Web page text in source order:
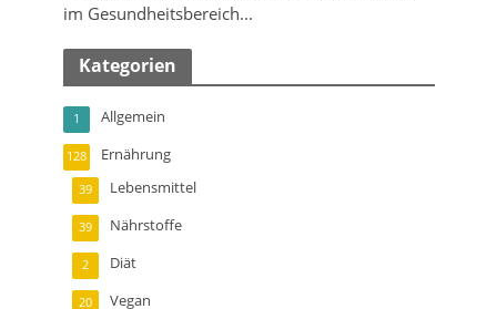
im Gesundheitsbereich...
Kategorien
Allgemein
1
Ernährung
128
Lebensmittel
39
Nährstoffe
39
Diät
2
Vegan
20